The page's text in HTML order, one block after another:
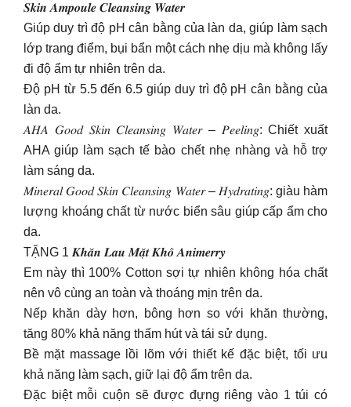
𝑺𝒌𝒊𝒏 𝑨𝒎𝒑𝒐𝒖𝒍𝒆 𝑪𝒍𝒆𝒂𝒏𝒔𝒊𝒏𝒈 𝑾𝒂𝒕𝒆𝒓
Giúp duy trì độ pH cân bằng của làn da, giúp làm sạch
lớp trang điểm, bụi bẩn một cách nhẹ dịu mà không lấy
đi độ ẩm tự nhiên trên da.
Độ pH từ 5.5 đến 6.5 giúp duy trì độ pH cân bằng của
làn da.
𝐴𝐻𝐴 𝐺𝑜𝑜𝑑 𝑆𝑘𝑖𝑛 𝐶𝑙𝑒𝑎𝑛𝑠𝑖𝑛𝑔 𝑊𝑎𝑡𝑒𝑟 – 𝑃𝑒𝑒𝑙𝑖𝑛𝑔: Chiết xuất
AHA giúp làm sạch tế bào chết nhẹ nhàng và hỗ trợ
làm sáng da.
𝑀𝑖𝑛𝑒𝑟𝑎𝑙 𝐺𝑜𝑜𝑑 𝑆𝑘𝑖𝑛 𝐶𝑙𝑒𝑎𝑛𝑠𝑖𝑛𝑔 𝑊𝑎𝑡𝑒𝑟 – 𝐻𝑦𝑑𝑟𝑎𝑡𝑖𝑛𝑔: giàu hàm
lượng khoáng chất từ nước biển sâu giúp cấp ẩm cho
da.
TẶNG 1 𝑲𝒉𝒂̆𝒏 𝑳𝒂𝒖 𝑴𝒂̣̆𝒕 𝑲𝒉𝒐̂ 𝑨𝒏𝒊𝒎𝒆𝒓𝒓𝒚
Em này thì 100% Cotton sợi tự nhiên không hóa chất
nên vô cùng an toàn và thoáng mịn trên da.
Nếp khăn dày hơn, bông hơn so với khăn thường,
tăng 80% khả năng thấm hút và tái sử dụng.
Bề mặt massage lồi lõm với thiết kế đặc biệt, tối ưu
khả năng làm sạch, giữ lại độ ẩm trên da.
Đặc biệt mỗi cuộn sẽ được đựng riêng vào 1 túi có